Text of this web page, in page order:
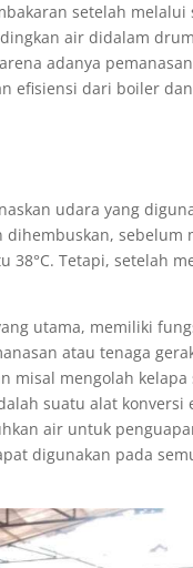
setelah
air didalam
adanya
efisiensi dari boiler
udara yang
dihembuskan, sebelum
Tetapi, setelah
utama, memiliki
atau tenaga
misal mengolah
suatu alat
air untuk
digunakan pada